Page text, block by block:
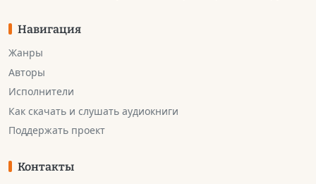
Навигация
Жанры
Авторы
Исполнители
Как скачать и слушать аудиокниги
Поддержать проект
Контакты